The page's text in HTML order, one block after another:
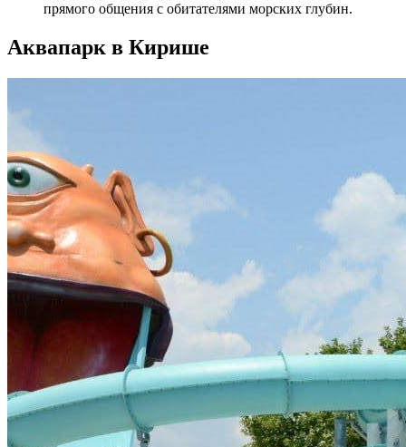
прямого общения с обитателями морских глубин.
Аквапарк в Кирише